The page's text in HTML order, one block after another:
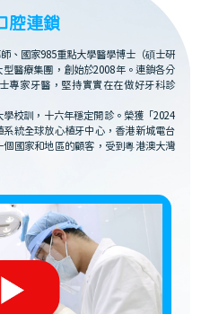
腔連鎖
、國家985重點大學醫學博士（碩士研
醫療集團，創始於2008年。連鎖各分
專家牙醫，堅持實實在在做好牙科診
校訓，十六年穩定開診。榮獲「2024
統全球放心植牙中心，香港新城電台
國家和地區的顧客，受到粵港澳大灣